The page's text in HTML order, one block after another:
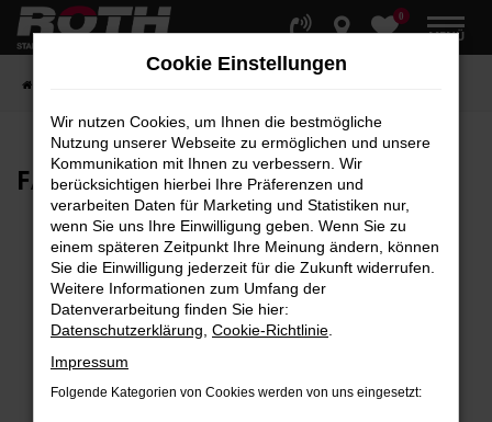
Zum
Hauptinhalt
0
MENÜ
FAHRZEUG-SHOWROOM
Fehler: Network Error
Beim Laden ist ein Fehler aufgetreten.
Hier sind ein paar Tipps, die dir helfen können:
Überprüfe deine Firewall und deine
Cookie Einstellungen
Wir nutzen Cookies, um Ihnen die bestmögliche
Nutzung unserer Webseite zu ermöglichen und unsere
Kommunikation mit Ihnen zu verbessern. Wir
berücksichtigen hierbei Ihre Präferenzen und
verarbeiten Daten für Marketing und Statistiken nur,
wenn Sie uns Ihre Einwilligung geben. Wenn Sie zu
einem späteren Zeitpunkt Ihre Meinung ändern, können
Sie die Einwilligung jederzeit für die Zukunft widerrufen.
Weitere Informationen zum Umfang der
Datenverarbeitung finden Sie hier:
Datenschutzerklärung Cookie-Richtlinie
Impressum
Folgende Kategorien von Cookies werden von uns eingesetzt: